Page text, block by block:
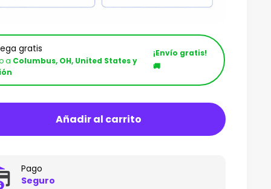
gratis
a Columbus, OH, United States y
¡Envío gratis!
🚚
Añadir al carrito
Pago
Seguro